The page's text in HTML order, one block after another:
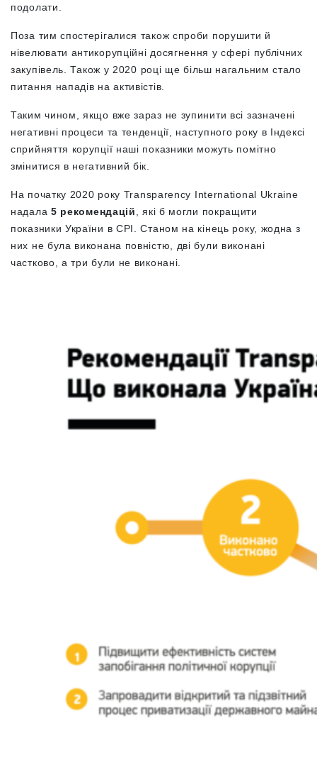
подолати.
Поза тим спостерігалися також спроби порушити й
нівелювати антикорупційні досягнення у сфері публічних
закупівель.Також у 2020 році ще більш нагальним стало
питання нападів на активістів.
Таким чином, якщо вже зараз не зупинити всі зазначені
негативні процеси та тенденції, наступного року в Індексі
сприйняття корупції наші показники можуть помітно
змінитися в негативний бік.
На початку 2020 року Transparency International Ukraine
надала 5 рекомендацій, які б могли покращити
показники України в CPI. Станом на кінець року, жодна з
них не була виконана повністю, дві були виконані
частково, а три були не виконані.